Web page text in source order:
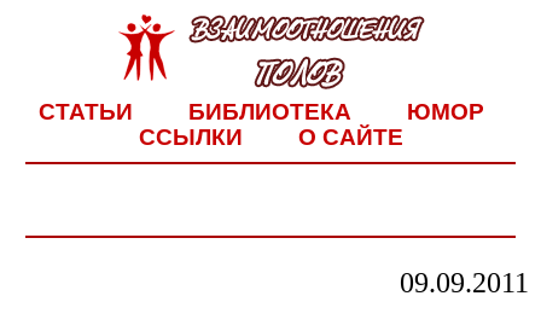
СТАТЬИ БИБЛИОТЕКА
ЮМОР
ССЫЛКИ
О САЙТЕ
09.09.2011